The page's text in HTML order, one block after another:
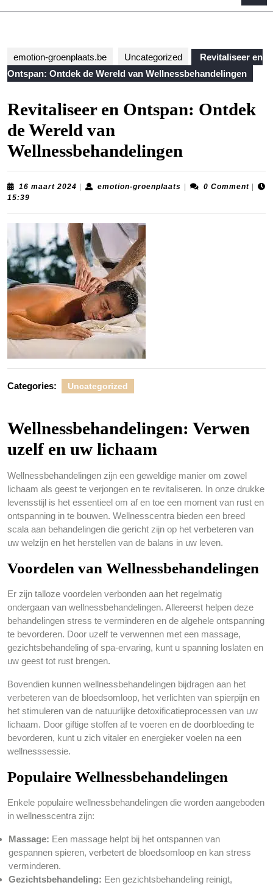
emotion-groenplaats.be Uncategorized
Revitaliseer en
Ontspan: Ontdek de Wereld van Wellnessbehandelingen
Revitaliseer en Ontspan: Ontdek
de Wereld van
Wellnessbehandelingen
16 maart 2024 16
emotion-groenplaats emotion-0 Comment
15:39
Categories: Uncategorized
Wellnessbehandelingen: Verwen
uzelf en uw lichaam
Wellnessbehandelingen zijn een geweldige manier om zowel
lichaam als geest te verjongen en te revitaliseren. In onze drukke
levensstijl is het essentieel om af en toe een moment van rust en
ontspanning in te bouwen. Wellnesscentra bieden een breed
scala aan behandelingen die gericht zijn op het verbeteren van
uw welzijn en het herstellen van de balans in uw leven.
Voordelen van Wellnessbehandelingen
Er zijn talloze voordelen verbonden aan het regelmatig
ondergaan van wellnessbehandelingen. Allereerst helpen deze
behandelingen stress te verminderen en de algehele ontspanning
te bevorderen. Door uzelf te verwennen met een massage,
gezichtsbehandeling of spa-ervaring, kunt u spanning loslaten en
uw geest tot rust brengen.
Bovendien kunnen wellnessbehandelingen bijdragen aan het
verbeteren van de bloedsomloop, het verlichten van spierpijn en
het stimuleren van de natuurlijke detoxificatieprocessen van uw
lichaam. Door giftige stoffen af te voeren en de doorbloeding te
bevorderen, kunt u zich vitaler en energieker voelen na een
wellnesssessie.
Populaire Wellnessbehandelingen
Enkele populaire wellnessbehandelingen die worden aangeboden
in wellnesscentra zijn:
Massage: Een massage helpt bij het ontspannen van
gespannen spieren, verbetert de bloedsomloop en kan stress
verminderen.
Gezichtsbehandeling: Een gezichtsbehandeling reinigt,